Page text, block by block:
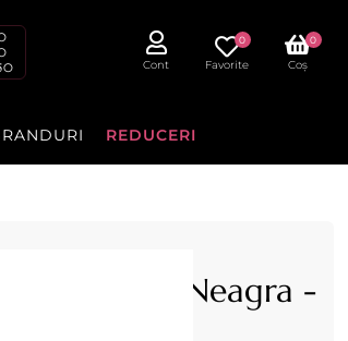
Cont Favorite
0
Coș
0
REDUCERI
elastica 1kg Neagra -